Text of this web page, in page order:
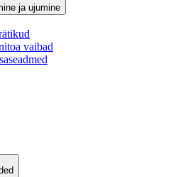
ja ujumine
vaibad